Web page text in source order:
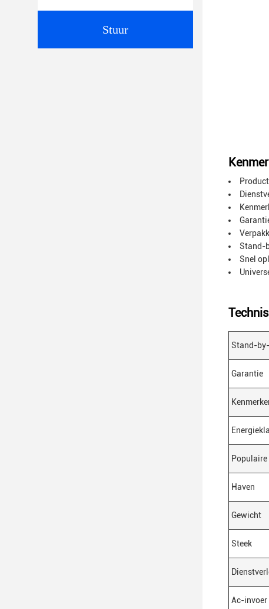
Stuur
Stand-
Snel
Stand-
Garantie
Haven
Gewicht
Steek
Ac-invoer